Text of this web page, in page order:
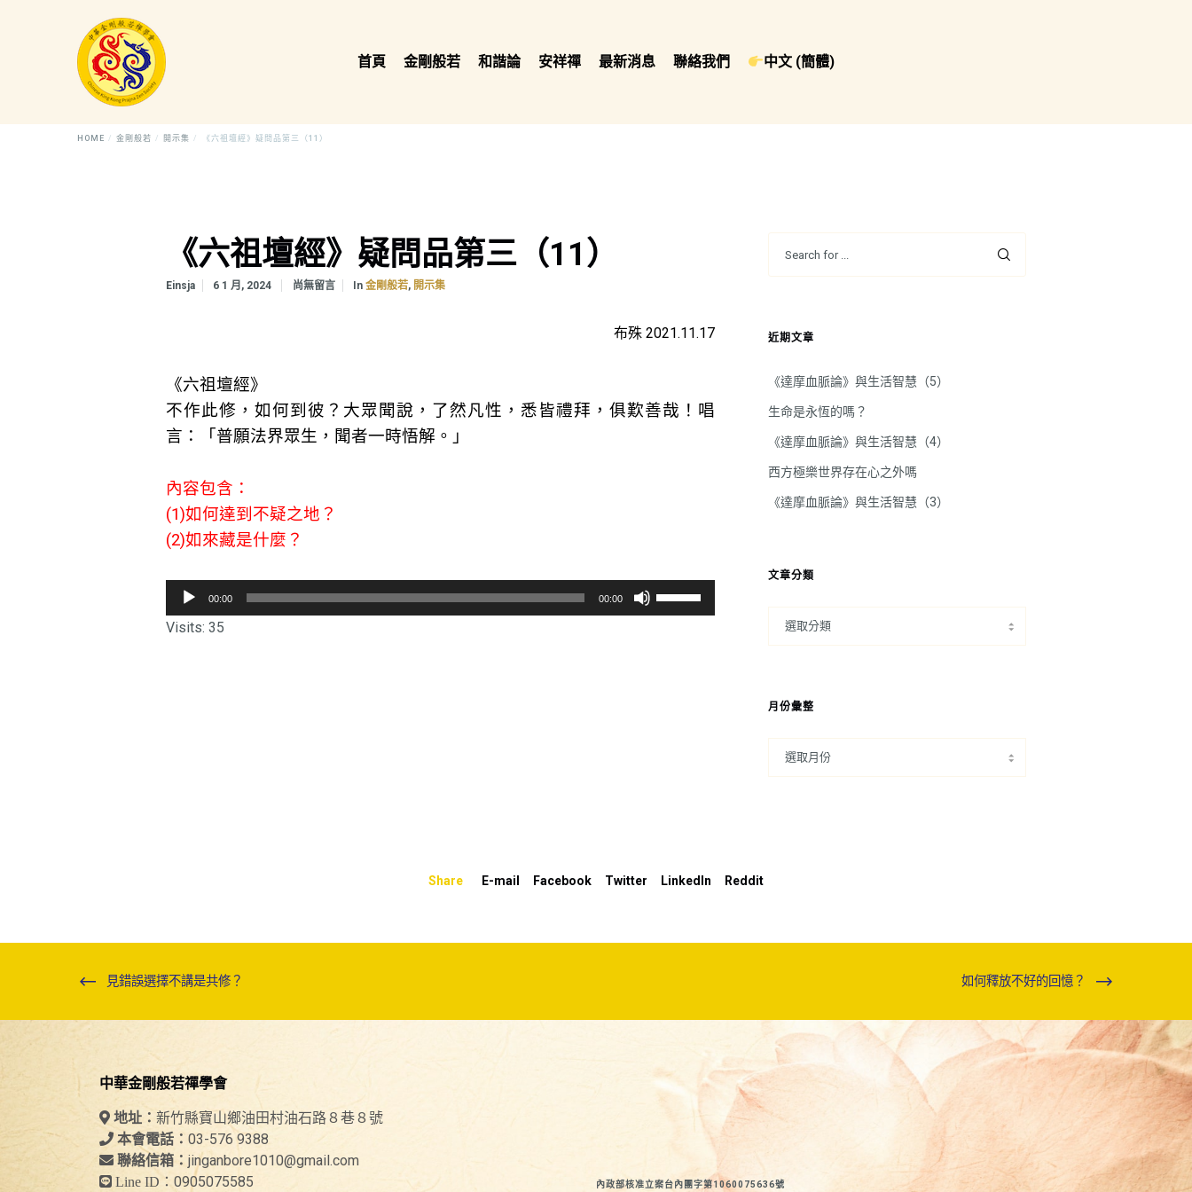
首頁 金剛般若 和諧論 安祥禪 最新消息 聯絡我們 中文 (簡體)
HOME 金剛般若 開示集 《六祖壇經》疑問品第三（11）
《六祖壇經》疑問品第三（11）
Einsja 6 1 月, 2024 尚無留言 In金剛般若, 開示集
布殊 2021.11.17
《六祖壇經》
不作此修，如何到彼？大眾聞說，了然凡性，悉皆禮拜，俱歎善哉！唱
言：「普願法界眾生，聞者一時悟解。」
內容包含：
(1)如何達到不疑之地？
(2)如來藏是什麼？
訊
00:00 00:00
使
用
低
Visits: 35
近期文章
《達摩血脈論》與生活智慧（5）
生命是永恆的嗎？
《達摩血脈論》與生活智慧（4）
西方極樂世界存在心之外嗎
《達摩血脈論》與生活智慧（3）
文章分類
月份彙整
Share E-mail Facebook Twitter LinkedIn Reddit
見錯誤選擇不講是共修？ 如何釋放不好的回憶？
中華金剛般若禪學會
地址： 新竹縣寶山鄉油田村油石路８巷８號
本會電話： 03-576 9388
聯絡信箱： jinganbore1010@gmail.com
Line ID： 0905075585 內政部核准立案台內團字第1060075636號